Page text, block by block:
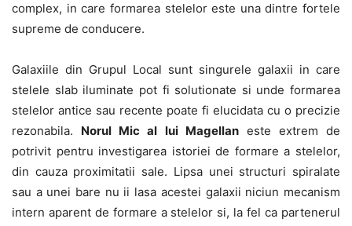
complex, in care formarea stelelor este una dintre fortele
supreme de conducere.
Galaxiile din Grupul Local sunt singurele galaxii in care
stelele slab iluminate pot fi solutionate si unde formarea
stelelor antice sau recente poate fi elucidata cu o precizie
rezonabila. Norul Mic al lui Magellaneste extrem de
potrivit pentru investigarea istoriei de formare a stelelor,
din cauza proximitatii sale. Lipsa unei structuri spiralate
sau a unei bare nu ii lasa acestei galaxii niciun mecanism
intern aparent de formare a stelelor si, la fel ca partenerul